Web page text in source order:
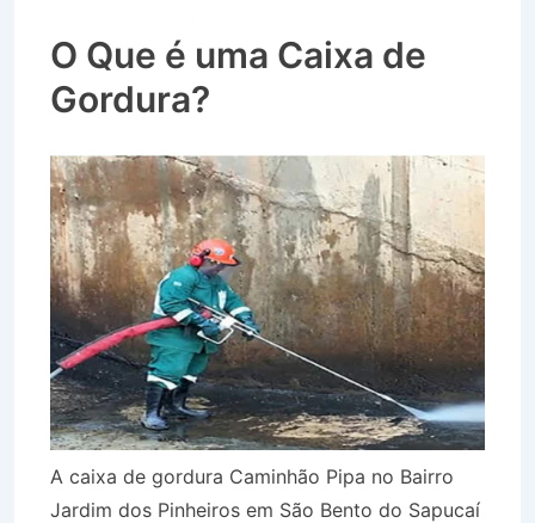
O Que é uma Caixa de
Gordura?
A caixa de gordura Caminhão Pipa no Bairro
Jardim dos Pinheiros em São Bento do Sapucaí